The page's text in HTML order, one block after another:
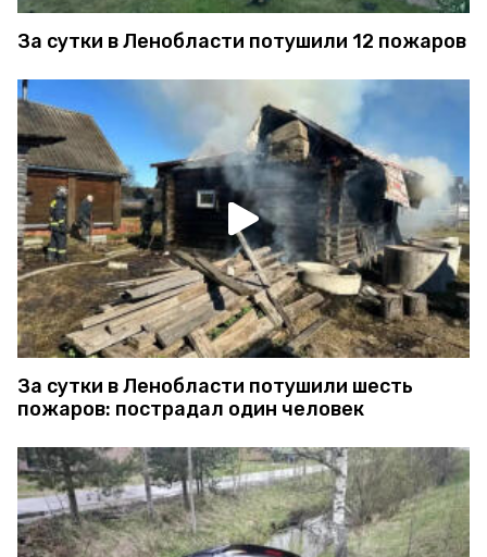
За сутки в Ленобласти потушили 12 пожаров
За сутки в Ленобласти потушили шесть
пожаров: пострадал один человек